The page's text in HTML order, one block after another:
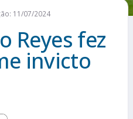
11/07/2024
Reyes fez
invicto